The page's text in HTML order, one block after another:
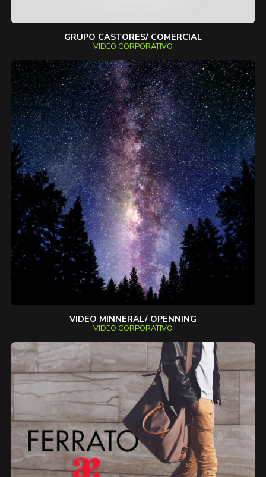
GRUPO CASTORES/ COMERCIAL
VIDEO CORPORATIVO
VIDEO MINNERAL/ OPENNING
VIDEO CORPORATIVO